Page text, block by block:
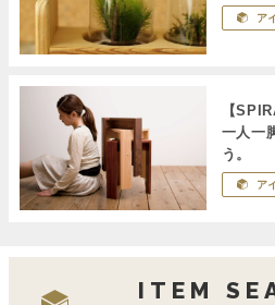
ア
【
一人一
う。
ア
ITEM